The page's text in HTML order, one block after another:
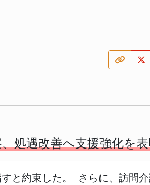
処遇改善へ支援強化を表
と約束した。 さらに、訪問